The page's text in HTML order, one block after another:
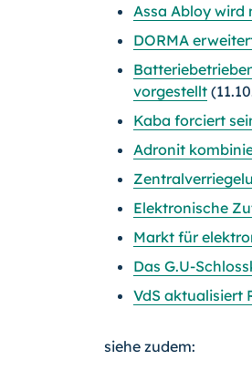
Assa Abloy wird
DORMA
vorgestellt
Kaba forciert
Adronit
Elektronische
Markt für
Das G.U-
VdS aktualisiert
siehe zudem: